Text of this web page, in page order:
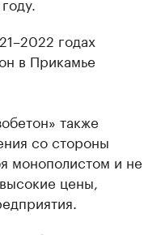
годах
в Прикамье
также
со стороны
монополистом и не
цены,